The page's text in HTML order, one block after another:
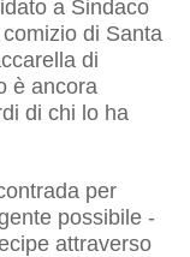
a Sindaco
di Santa
di
è ancora
di chi lo ha
per
possibile -
attraverso